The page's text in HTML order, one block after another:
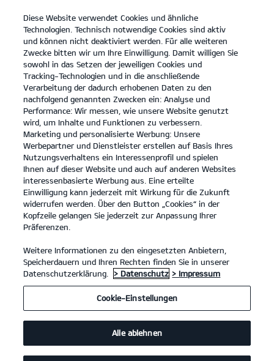
open
menu
KONTAKT
Laden mit Kia Charge
LADEN MIT KIA CHARGE
Diese Website verwendet Cookies und ähnliche
Technologien. Technisch notwendige Cookies sind aktiv
und können nicht deaktiviert werden. Für alle weiteren
Zwecke bitten wir um Ihre Einwilligung. Damit willigen Sie
sowohl in das Setzen der jeweiligen Cookies und
Tracking-Technologien und in die anschließende
Verarbeitung der dadurch erhobenen Daten zu den
nachfolgend genannten Zwecken ein: Analyse und
Performance: Wir messen, wie unsere Website genutzt
wird, um Inhalte und Funktionen zu verbessern.
Marketing und personalisierte Werbung: Unsere
Werbepartner und Dienstleister erstellen auf Basis Ihres
Nutzungsverhaltens ein Interessenprofil und spielen
Ihnen auf dieser Website und auch auf anderen Websites
interessenbasierte Werbung aus. Eine erteilte
Einwilligung kann jederzeit mit Wirkung für die Zukunft
widerrufen werden. Über den Button „Cookies“ in der
Kopfzeile gelangen Sie jederzeit zur Anpassung Ihrer
Präferenzen.
Weitere Informationen zu den eingesetzten Anbietern,
Speicherdauern und Ihren Rechten finden Sie in unserer
Datenschutzerklärung.
> Datenschutz > Impressum
Cookie-Einstellungen
Alle ablehnen